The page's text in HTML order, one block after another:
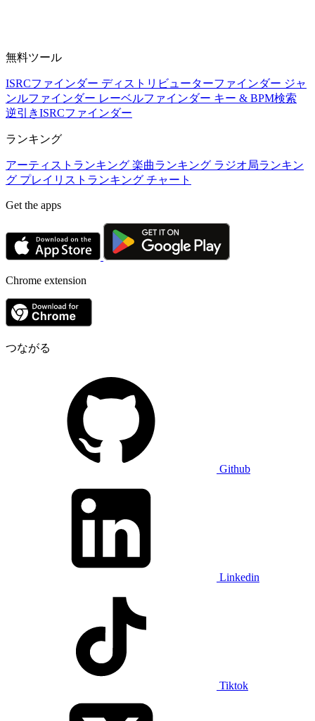
無料ツール
ISRCファインダー ディストリビューターファインダー ジャ
ンルファインダー レーベルファインダー キー & BPM検索
逆引きISRCファインダー
ランキング
アーティストランキング 楽曲ランキング ラジオ局ランキン
グ プレイリストランキング チャート
Get the apps
Chrome extension
つながる
Github
Linkedin
Tiktok